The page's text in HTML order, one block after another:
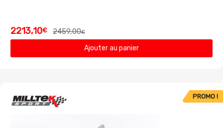
2459,00€
2213,10€
Ajouter au panier
PROMO !